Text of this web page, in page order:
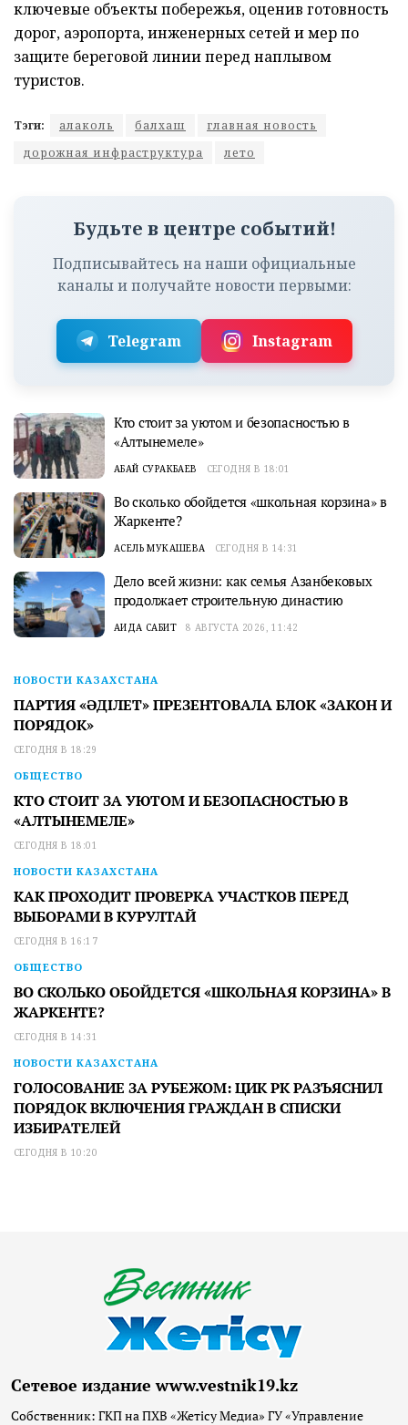
ключевые объекты побережья, оценив готовность
дорог, аэропорта, инженерных сетей и мер по
защите береговой линии перед наплывом
туристов.
Тэги: алаколь балхаш
главная новость
дорожная инфраструктура
лето
Будьте в центре событий!
Подписывайтесь на наши официальные
каналы и получайте новости первыми:
Telegram Instagram
Кто стоит за уютом и безопасностью в
«Алтынемеле»
АБАЙ СУРАКБАЕВ СЕГОДНЯ В 18:01
Во сколько обойдется «школьная корзина» в
Жаркенте?
АСЕЛЬ МУКАШЕВА СЕГОДНЯ В 14:31
Дело всей жизни: как семья Азанбековых
продолжает строительную династию
АИДА САБИТ 8 АВГУСТА 2026, 11:42
НОВОСТИ КАЗАХСТАНА
ПАРТИЯ «ӘДІЛЕТ» ПРЕЗЕНТОВАЛА БЛОК «ЗАКОН И
ПОРЯДОК»
СЕГОДНЯ В 18:29
ОБЩЕСТВО
КТО СТОИТ ЗА УЮТОМ И БЕЗОПАСНОСТЬЮ В
«АЛТЫНЕМЕЛЕ»
СЕГОДНЯ В 18:01
НОВОСТИ КАЗАХСТАНА
КАК ПРОХОДИТ ПРОВЕРКА УЧАСТКОВ ПЕРЕД
ВЫБОРАМИ В КУРУЛТАЙ
СЕГОДНЯ В 16:17
ОБЩЕСТВО
ВО СКОЛЬКО ОБОЙДЕТСЯ «ШКОЛЬНАЯ КОРЗИНА» В
ЖАРКЕНТЕ?
СЕГОДНЯ В 14:31
НОВОСТИ КАЗАХСТАНА
ГОЛОСОВАНИЕ ЗА РУБЕЖОМ: ЦИК РК РАЗЪЯСНИЛ
ПОРЯДОК ВКЛЮЧЕНИЯ ГРАЖДАН В СПИСКИ
ИЗБИРАТЕЛЕЙ
СЕГОДНЯ В 10:20
Сетевое издание www.vestnik19.kz
Собственник: ГКП на ПХВ «Жетісу Медиа» ГУ «Управление